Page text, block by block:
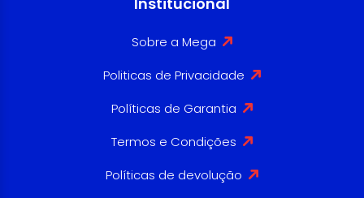
Sobre a Mega
Politicas de Privacidade
Políticas de Garantia
Termos e Condições
Políticas de devolução